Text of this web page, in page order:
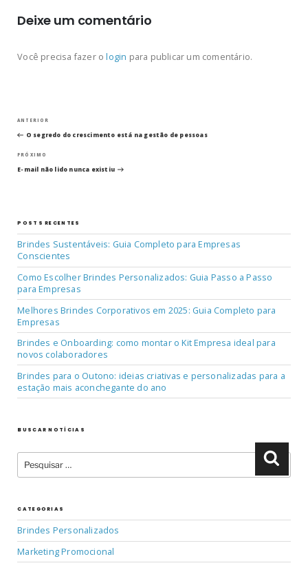
Deixe um comentário
Você precisa fazer ologin para publicar um comentário.
Navegação
de
Post
Post
anterior
ANTERIOR
O segredo do crescimento está na gestão de pessoas
Próximo
post
PRÓXIMO
E-mail não lido nunca existiu
POSTS RECENTES
Brindes Sustentáveis: Guia Completo para Empresas
Conscientes
Como Escolher Brindes Personalizados: Guia Passo a Passo
para Empresas
Melhores Brindes Corporativos em 2025: Guia Completo para
Empresas
Brindes e Onboarding: como montar o Kit Empresa ideal para
novos colaboradores
Brindes para o Outono: ideias criativas e personalizadas para a
estação mais aconchegante do ano
BUSCAR NOTÍCIAS
CATEGORIAS
Brindes Personalizados
Marketing Promocional